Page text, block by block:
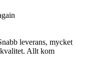
leverans, mycket
Allt kom